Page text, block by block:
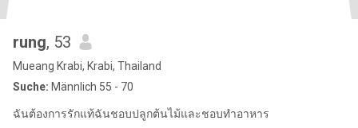
rung, 53
Mueang Krabi, Krabi, Thailand
Suche: Männlich 55 - 70
ฉันต้องการรักแท้ฉันชอบปลูกต้นไม้และชอบทำอาหาร